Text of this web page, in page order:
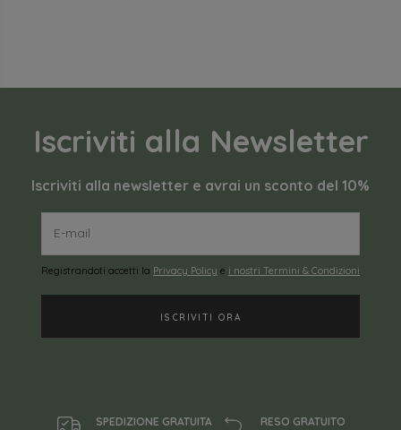
Iscriviti alla Newsletter
Iscriviti alla newsletter e avrai un sconto del 10%
Registrandoti accetti la Privacy Policy e i nostri Termini & Condizioni
SPEDIZIONE GRATUITA
RESO GRATUITO